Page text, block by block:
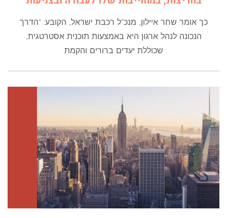
כך אומר שחר איילון, מנכ"ל רכבת ישראל, הקובע: "הדרך
הנכונה לנהל ארגון היא באמצעות תוכנית אסטרטגית,
שכוללת יעדים ברורים והקמת